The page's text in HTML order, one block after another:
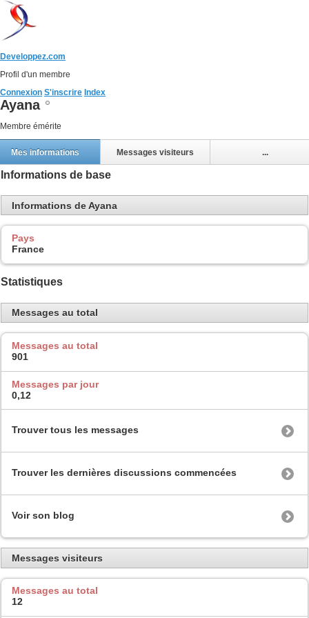
Developpez.com
Profil d'un membre
Connexion S'inscrire Index
Ayana
Membre émérite
Mes informations Messages visiteurs ...
Informations de base
Informations de Ayana
Pays
France
Statistiques
Messages au total
Messages au total
901
Messages par jour
0,12
Trouver tous les messages
Trouver les dernières discussions commencées
Voir son blog
Messages visiteurs
Messages au total
12